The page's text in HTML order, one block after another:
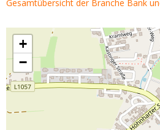
Gesamtübersicht der Branche Bank
+
−